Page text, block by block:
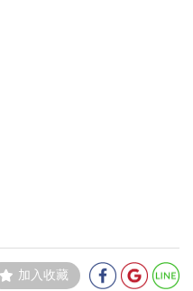
加入收藏